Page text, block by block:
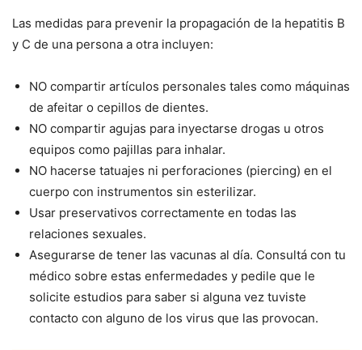
Las medidas para prevenir la propagación de la hepatitis B
y C de una persona a otra incluyen:
NO compartir artículos personales tales como máquinas
de afeitar o cepillos de dientes.
NO compartir agujas para inyectarse drogas u otros
equipos como pajillas para inhalar.
NO hacerse tatuajes ni perforaciones (piercing) en el
cuerpo con instrumentos sin esterilizar.
Usar preservativos correctamente en todas las
relaciones sexuales.
Asegurarse de tener las vacunas al día. Consultá con tu
médico sobre estas enfermedades y pedile que le
solicite estudios para saber si alguna vez tuviste
contacto con alguno de los virus que las provocan.